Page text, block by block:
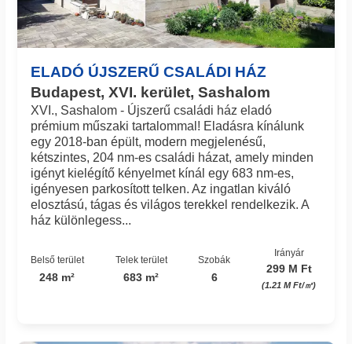
ELADÓ ÚJSZERŰ CSALÁDI HÁZ
Budapest, XVI. kerület, Sashalom
XVI., Sashalom - Újszerű családi ház eladó
prémium műszaki tartalommal! Eladásra kínálunk
egy 2018-ban épült, modern megjelenésű,
kétszintes, 204 nm-es családi házat, amely minden
igényt kielégítő kényelmet kínál egy 683 nm-es,
igényesen parkosított telken. Az ingatlan kiváló
elosztású, tágas és világos terekkel rendelkezik. A
ház különlegess...
Belső terület
248 m²
Telek terület
683 m²
Szobák
6
Irányár
299 M Ft
(1.21 M Ft/㎡)